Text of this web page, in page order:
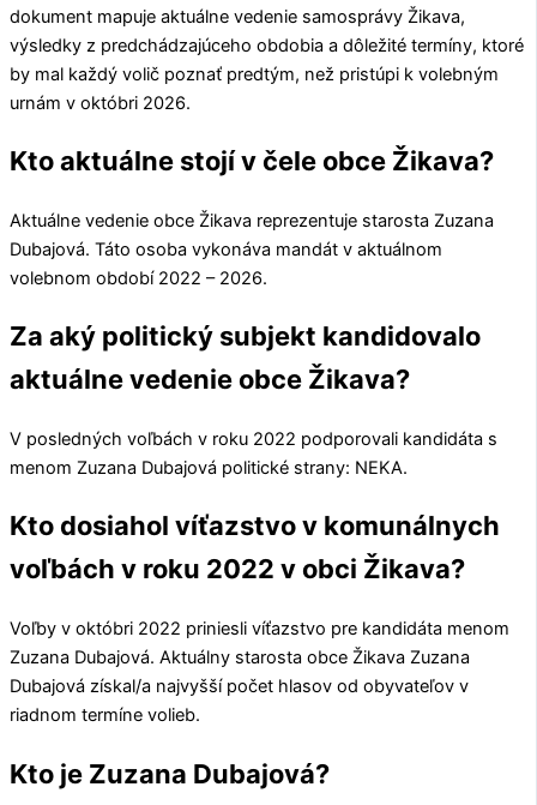
dokument mapuje aktuálne vedenie samosprávy Žikava,
výsledky z predchádzajúceho obdobia a dôležité termíny, ktoré
by mal každý volič poznať predtým, než pristúpi k volebným
urnám v októbri 2026.
Kto aktuálne stojí v čele obce Žikava?
Aktuálne vedenie obce Žikava reprezentuje starosta Zuzana
Dubajová. Táto osoba vykonáva mandát v aktuálnom
volebnom období 2022 – 2026.
Za aký politický subjekt kandidovalo
aktuálne vedenie obce Žikava?
V posledných voľbách v roku 2022 podporovali kandidáta s
menom Zuzana Dubajová politické strany: NEKA.
Kto dosiahol víťazstvo v komunálnych
voľbách v roku 2022 v obci Žikava?
Voľby v októbri 2022 priniesli víťazstvo pre kandidáta menom
Zuzana Dubajová. Aktuálny starosta obce Žikava Zuzana
Dubajová získal/a najvyšší počet hlasov od obyvateľov v
riadnom termíne volieb.
Kto je Zuzana Dubajová?